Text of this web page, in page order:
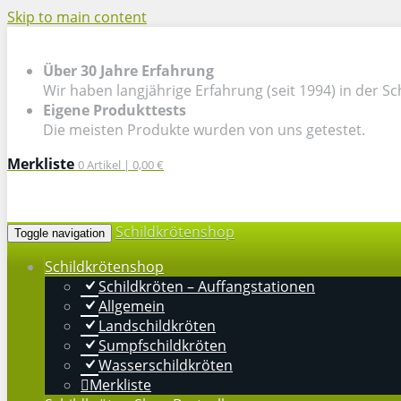
Skip to main content
Über 30 Jahre Erfahrung
Wir haben langjährige Erfahrung (seit 1994) in der
Eigene Produkttests
Die meisten Produkte wurden von uns getestet.
Merkliste 0Artikel | 0,00 €
Toggle navigation
Schildkrötenshop
Schildkrötenshop
Schildkröten – Auffangstationen
Allgemein
Landschildkröten
Sumpfschildkröten
Wasserschildkröten
Merkliste